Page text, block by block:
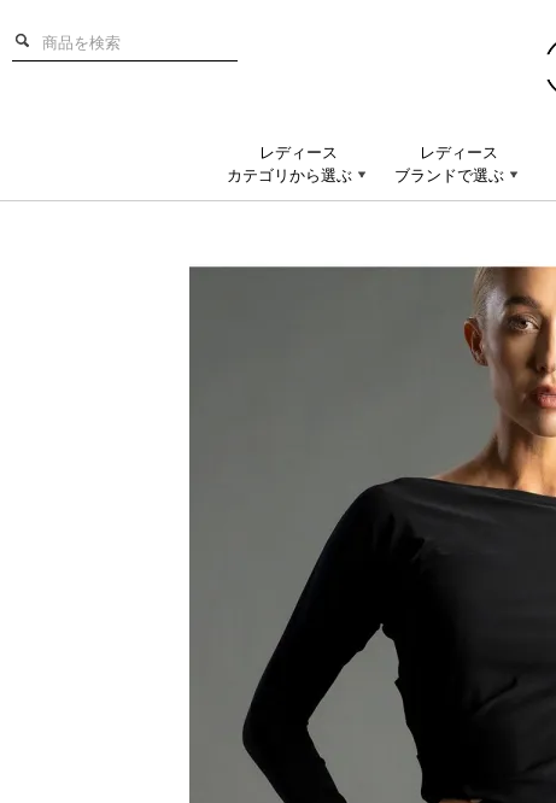
レディース
カテゴリから選ぶ
レディース
ブランドで選ぶ